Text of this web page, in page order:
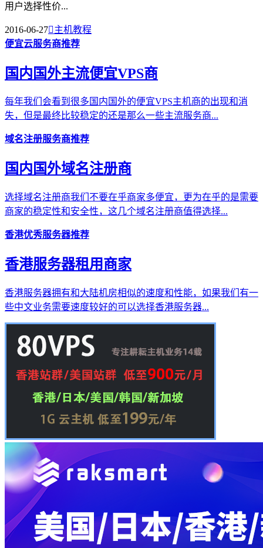
用户选择性价...
2016-06-27主机教程
便宜云服务商推荐
国内国外主流便宜VPS商
每年我们会看到很多国内国外的便宜VPS主机商的出现和消
失，但是最终比较稳定的还是那么一些主流服务商...
域名注册服务商推荐
国内国外域名注册商
选择域名注册商我们不要在乎商家多便宜，更为在乎的是需要
商家的稳定性和安全性，这几个域名注册商值得选择...
香港优秀服务器推荐
香港服务器租用商家
香港服务器拥有和大陆机房相似的速度和性能，如果我们有一
些中文业务需要速度较好的可以选择香港服务器...